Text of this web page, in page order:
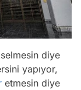
diye
yapıyor,
etmesin diye